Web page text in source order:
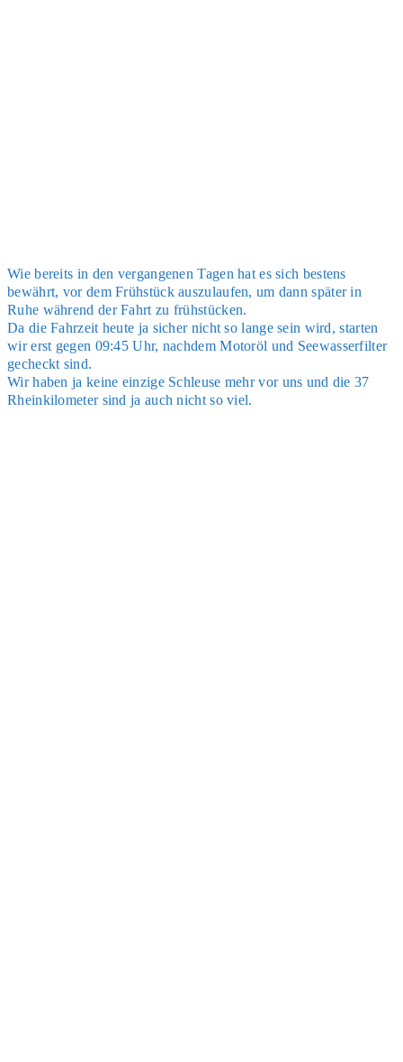
Wie bereits in den ver­gan­ge­nen Tagen hat es sich bes­tens
bewährt, vor dem Früh­stück aus­zu­lau­fen, um dann spä­ter in
Ruhe wäh­rend der Fahrt zu früh­stü­cken.
Da die Fahr­zeit heu­te ja sicher nicht so lan­ge sein wird, star­ten
wir erst gegen 09:45 Uhr, nach­dem Motor­öl und See­was­ser­fil­ter
gecheckt sind.
Wir haben ja kei­ne ein­zi­ge Schleu­se mehr vor uns und die 37
Rhein­ki­lo­me­ter sind ja auch nicht so viel.